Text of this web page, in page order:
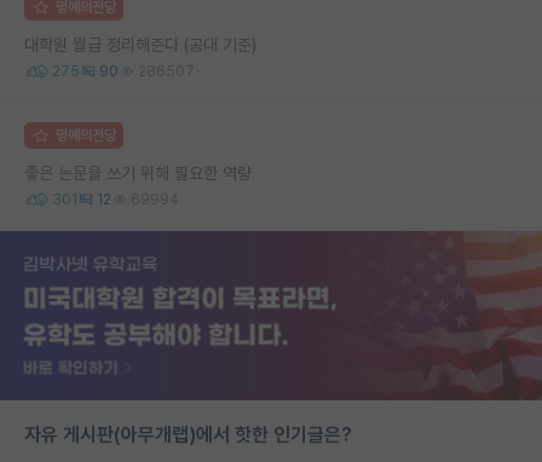
명예의전당
대학원 월급 정리해준다 (공대 기준)
275 90 286507
명예의전당
좋은 논문을 쓰기 위해 필요한 역량
301 12 69994
자유 게시판(아무개랩)에서 핫한 인기글은?